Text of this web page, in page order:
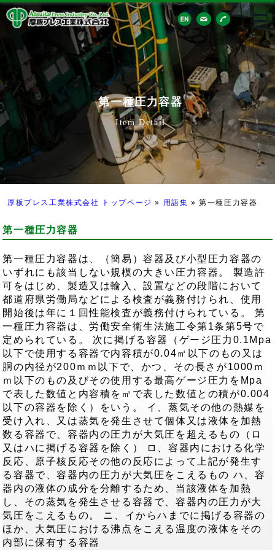
第一種圧力容器
Item Detail
厚板プレス工業株式会社 トップページ » 用語集 »第一種圧力容器
第一種圧力容器
第一種圧力容器は、（簡易）容器及び小型圧力容器の
いずれにも該当しない規模の大きい圧力容器。 製造許
可をはじめ、製造又は輸入、設置などの段階において
都道府県労働局などによる検査が義務付けられ、使用
開始後は年に１回性能検査が義務付けられている。 第
一種圧力容器は、労働安全衛生法施工令第1条第5号で
定められている。 次に掲げる容器（ゲージ圧力0.1Mpa
以下で使用する容器で内容積が0.04㎥以下のもの又は
胴の内径が200ｍｍ以下で、かつ、その長さが1000ｍ
ｍ以下のもの及びその使用する最高ゲージ圧力をMpa
で表した数値と内容積を㎥で表した数値との積が0.004
以下の容器を除く）をいう。 イ、蒸気その他の熱媒を
受け入れ、又は蒸気を発生させて個体又は液体を加熱
数る容器で、容器内の圧力が大気圧を超えるもの（ロ
又はハに掲げる容器を除く） ロ、容器内における化学
反応、原子核反応その他の反応によって上記が発生す
る容器で、容器内の圧力が大気圧をこえるもの ハ、容
器内の液体の成分を分離するため、当該液体を加熱
し、その蒸気を発生させる容器で、容器内の圧力が大
気圧をこえるもの。 ニ、イからハまでに掲げる容器の
ほか、大気圧における沸点をこえる温度の液体をその
内部に保有する容器